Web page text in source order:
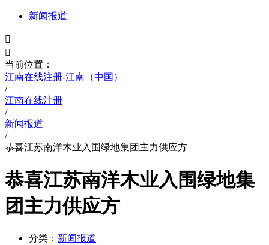
新闻报道


当前位置：
江南在线注册-江南（中国）
/
江南在线注册
/
新闻报道
/
恭喜江苏南洋木业入围绿地集团主力供应方
恭喜江苏南洋木业入围绿地集
团主力供应方
分类： 新闻报道